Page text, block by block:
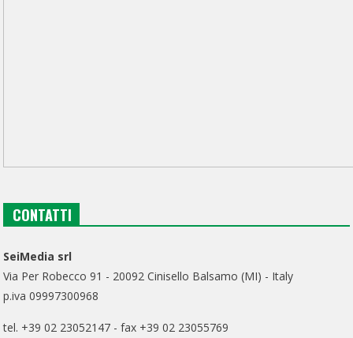
CONTATTI
SeiMedia srl
Via Per Robecco 91 - 20092 Cinisello Balsamo (MI) - Italy
p.iva 09997300968
tel. +39 02 23052147 - fax +39 02 23055769